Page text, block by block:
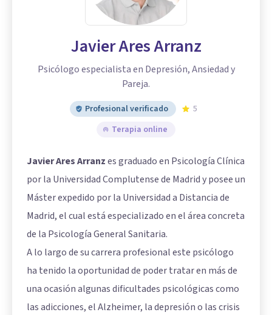
Javier Ares Arranz
Psicólogo especialista en Depresión, Ansiedad y
Pareja.
Profesional verificado
5
Terapia online
Javier Ares Arranzes graduado en Psicología Clínica
por la Universidad Complutense de Madrid y posee un
Máster expedido por la Universidad a Distancia de
Madrid, el cual está especializado en el área concreta
de la Psicología General Sanitaria.
A lo largo de su carrera profesional este psicólogo
ha tenido la oportunidad de poder tratar en más de
una ocasión algunas dificultades psicológicas como
las adicciones, el Alzheimer, la depresión o las crisis